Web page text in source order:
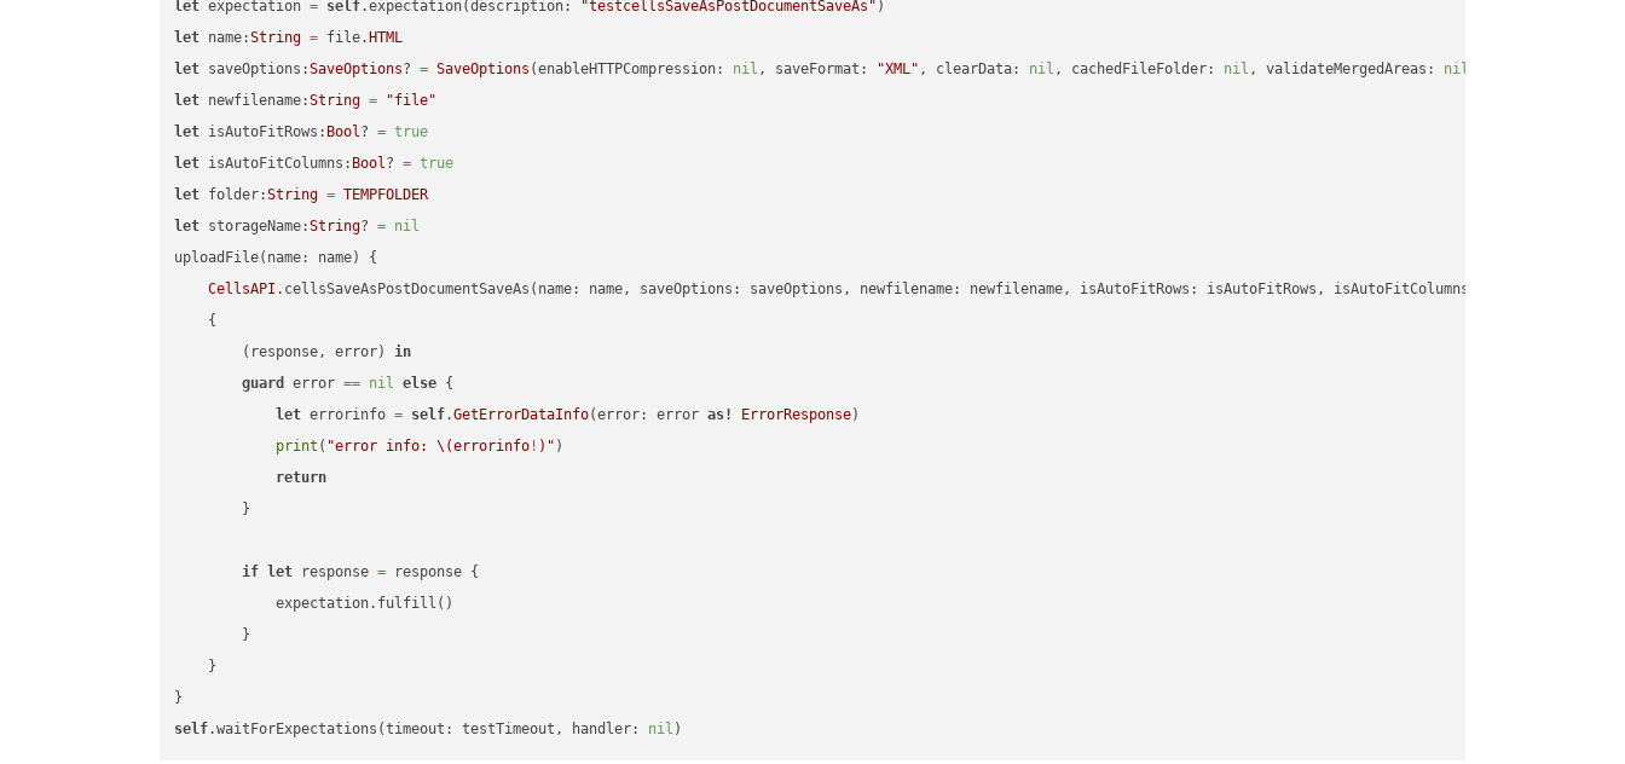
let expectation = self.expectation(description: "testcellsSaveAsPostDocumentSaveAs"
let name:String = file. HTML
let saveOptions:SaveOptions? = SaveOptions (enableHTTPCompression: nil , saveFormat: "XML" , clearData: nil , cachedFileFolder: nil , validateMergedAreas: nil
let newfilename:String =
"file"
let isAutoFitRows: Bool? = true
let isAutoFitColumns: Bool? = true
let folder:String = TEMPFOLDER
let storageName:String? = nil
uploadFile(name: name) {
CellsAPI .cellsSaveAsPostDocumentSaveAs(name: name, saveOptions: saveOptions, newfilename: newfilename, isAutoFitRows: isAutoFitRows, isAutoFitColumns:
    {
        (response, error)
in
guard
error == nil else {
let errorinfo = self.GetErrorDataInfo(error: error as! ErrorResponse)
print ( "error info: \(errorinfo ! ) " )
return
        }
if let response = response {
            expectation.fulfill()
        }
    }
self.waitForExpectations(timeout: testTimeout, handler: nil